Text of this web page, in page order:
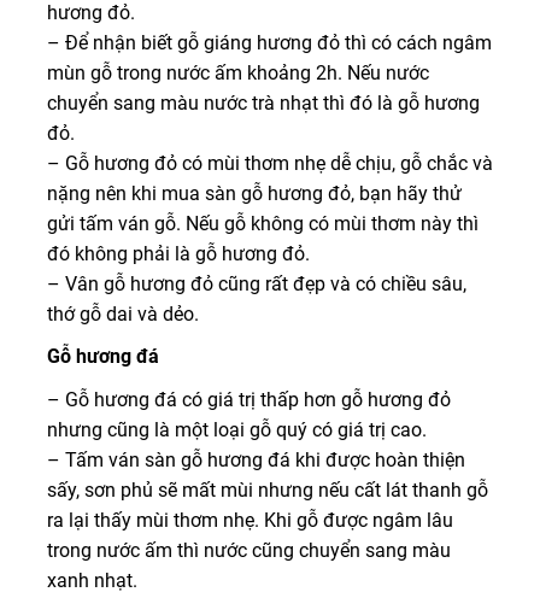
hương đỏ.
– Để nhận biết gỗ giáng hương đỏ thì có cách ngâm
mùn gỗ trong nước ấm khoảng 2h. Nếu nước
chuyển sang màu nước trà nhạt thì đó là gỗ hương
đỏ.
– Gỗ hương đỏ có mùi thơm nhẹ dễ chịu, gỗ chắc và
nặng nên khi mua sàn gỗ hương đỏ, bạn hãy thử
gửi tấm ván gỗ. Nếu gỗ không có mùi thơm này thì
đó không phải là gỗ hương đỏ.
– Vân gỗ hương đỏ cũng rất đẹp và có chiều sâu,
thớ gỗ dai và dẻo.
Gỗ hương đá
– Gỗ hương đá có giá trị thấp hơn gỗ hương đỏ
nhưng cũng là một loại gỗ quý có giá trị cao.
– Tấm ván sàn gỗ hương đá khi được hoàn thiện
sấy, sơn phủ sẽ mất mùi nhưng nếu cất lát thanh gỗ
ra lại thấy mùi thơm nhẹ. Khi gỗ được ngâm lâu
trong nước ấm thì nước cũng chuyển sang màu
xanh nhạt.